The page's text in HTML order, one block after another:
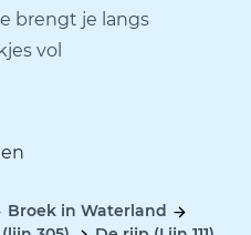
brengt je langs
vol
Broek in Waterland